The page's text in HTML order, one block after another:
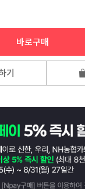
바로구매
기